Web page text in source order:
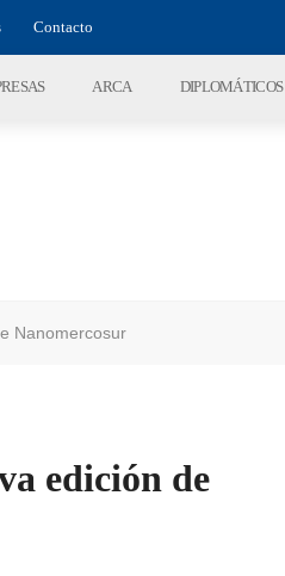
Contacto
ARCA DIPLOMÁTICOS
Nanomercosur
edición de